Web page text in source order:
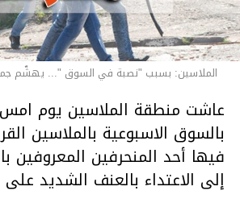
الملاسين: بسبب "نصبة في السوق "... يهشّم
عاشت منطقة الملاسين يوم
بالسوق الاسبوعية بالملاسين
فيها أحد المنحرفين المعروفين
إلى الاعتداء بالعنف الشديد